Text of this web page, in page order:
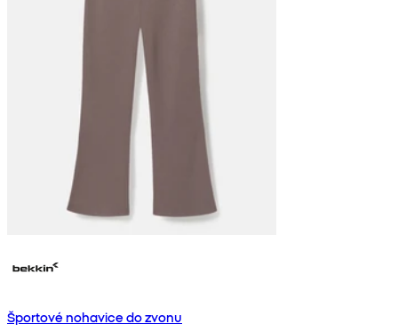
Športové nohavice do zvonu